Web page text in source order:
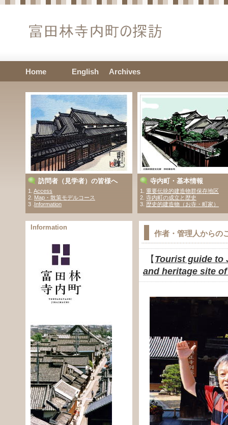
訪問者（見学者）の皆様へ
1. Access
2. Map・散策モデルコース
3 . Information
寺内町・基本情報
1. 重要伝統的建造物群保存地区
2. 寺内町の成立と歴史
3. 歴史的建造物（お寺・町家）
作者・管理人からの
【 Tourist guide to
and heritage site
Information
Home English Archives